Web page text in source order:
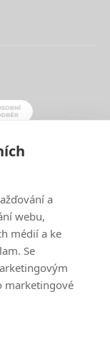
a
webu,
médií a ke
Se
marketingové